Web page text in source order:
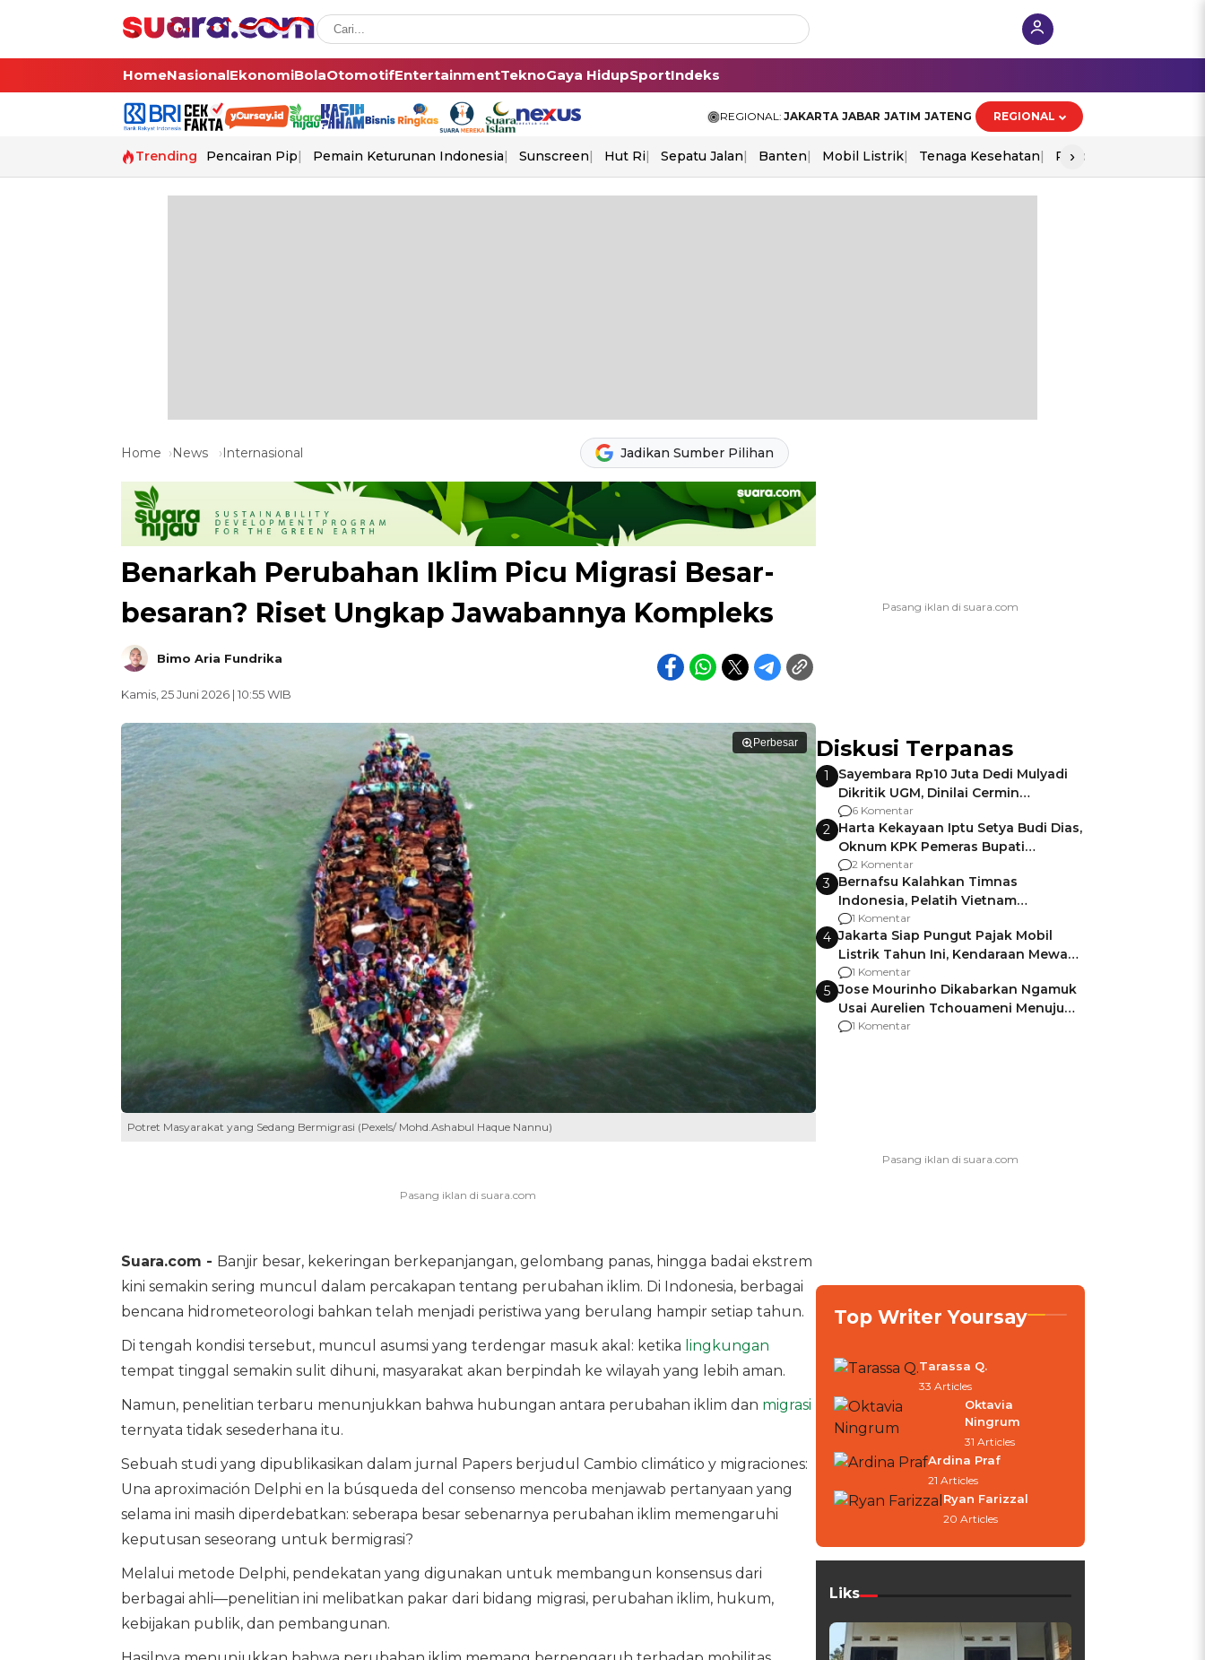
HomeNasionalEkonomiBolaOtomotifEntertainmentTeknoGaya HidupSportIndeks
REGIONAL: JAKARTA JABAR JATIM JATENG REGIONAL
Trending Pencairan Pip Pemain Keturunan Indonesia Sunscreen Hut Ri Sepatu Jalan Banten Mobil Listrik Tenaga Kesehatan Piala Aff 2026
›
Home News Internasional Jadikan Sumber Pilihan
Benarkah Perubahan Iklim Picu Migrasi Besar-
besaran? Riset Ungkap Jawabannya Kompleks
Bimo Aria Fundrika
Kamis, 25 Juni 2026 | 10:55 WIB
Perbesar
Potret Masyarakat yang Sedang Bermigrasi (Pexels/ Mohd.Ashabul Haque Nannu)
Suara.com - Banjir besar, kekeringan berkepanjangan, gelombang panas, hingga badai ekstrem
kini semakin sering muncul dalam percakapan tentang perubahan iklim. Di Indonesia, berbagai
bencana hidrometeorologi bahkan telah menjadi peristiwa yang berulang hampir setiap tahun.
Di tengah kondisi tersebut, muncul asumsi yang terdengar masuk akal: ketika lingkungan
tempat tinggal semakin sulit dihuni, masyarakat akan berpindah ke wilayah yang lebih aman.
Namun, penelitian terbaru menunjukkan bahwa hubungan antara perubahan iklim dan migrasi
ternyata tidak sesederhana itu.
Sebuah studi yang dipublikasikan dalam jurnal Papers berjudul Cambio climático y migraciones:
Una aproximación Delphi en la búsqueda del consenso mencoba menjawab pertanyaan yang
selama ini masih diperdebatkan: seberapa besar sebenarnya perubahan iklim memengaruhi
keputusan seseorang untuk bermigrasi?
Melalui metode Delphi, pendekatan yang digunakan untuk membangun konsensus dari
berbagai ahli—penelitian ini melibatkan pakar dari bidang migrasi, perubahan iklim, hukum,
kebijakan publik, dan pembangunan.
Diskusi Terpanas
1
Sayembara Rp10 Juta Dedi Mulyadi
Dikritik UGM, Dinilai Cermin
Gagalnya Negara Jamin Keamanan
6 Komentar
2 Harta Kekayaan Iptu Setya Budi Dias,
Oknum KPK Pemeras Bupati
Pemalang
2 Komentar
3 Bernafsu Kalahkan Timnas
Indonesia, Pelatih Vietnam
Berencana Pakai Jimat di Pakansari
1 Komentar
4 Jakarta Siap Pungut Pajak Mobil
Listrik Tahun Ini, Kendaraan Mewah
Kena hingga 75% PKB
1 Komentar
5 Jose Mourinho Dikabarkan Ngamuk
Usai Aurelien Tchouameni Menuju
Manchester United
1 Komentar
Top Writer Yoursay
Tarassa Q.
33 Articles
Oktavia
Ningrum
31 Articles
Ardina Praf
21 Articles
Ryan Farizzal
20 Articles
Liks